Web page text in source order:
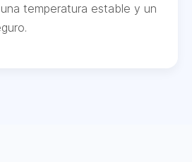
temperatura estable y un